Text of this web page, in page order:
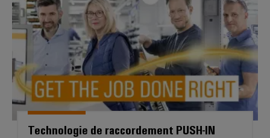
Technologie de raccordement PUSH-IN